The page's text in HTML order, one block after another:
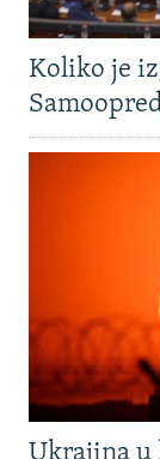
Koliko je
Ukrajina u